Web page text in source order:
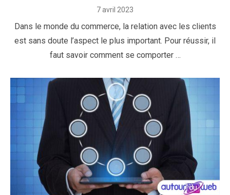
Posted
7 avril 2023
Dans le monde du commerce, la relation avec les clients
est sans doute l’aspect le plus important. Pour réussir, il
faut savoir comment se comporter …